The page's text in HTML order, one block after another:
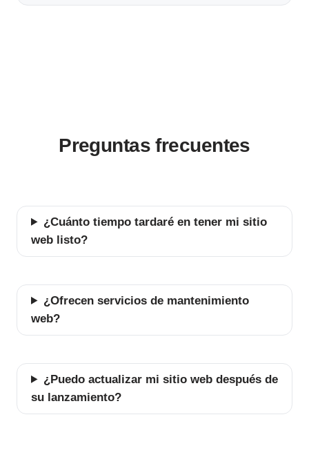
Preguntas frecuentes
¿Cuánto tiempo tardaré en tener mi sitio
web listo?
¿Ofrecen servicios de mantenimiento
web?
¿Puedo actualizar mi sitio web después de
su lanzamiento?